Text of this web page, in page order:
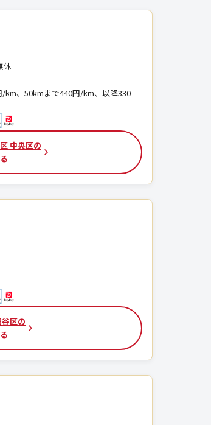
休
km、50kmまで440円/km、以降330
中央区の
区の